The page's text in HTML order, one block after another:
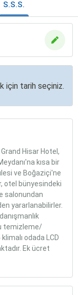
S.S.S.
için tarih seçiniz.
Hisar Hotel,
kısa bir
ve Boğaziçi'ne
otel bünyesindeki
salonundan
yararlanabilirler.
temizleme/
odada LCD
Ek ücret